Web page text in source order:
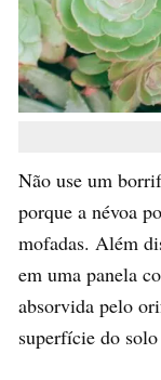
Não use um
porque a névoa
mofadas. Além
em uma panela
absorvida pelo
superfície do